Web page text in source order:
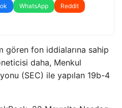
WhatsApp
Reddit
gören fon iddialarına sahip
daha, Menkul
(SEC) ile yapılan 19b-4